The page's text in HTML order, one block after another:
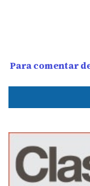
Para comentar